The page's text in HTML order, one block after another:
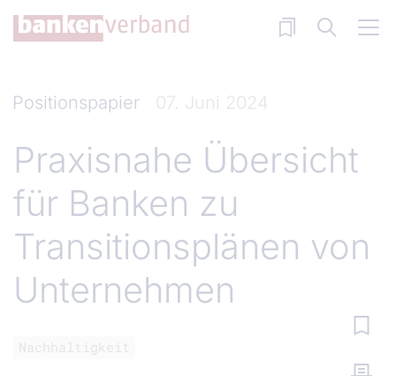
Direkt zum Inhalt
Positionspapier 07. Juni 2024
Praxisnahe Übersicht
für Banken zu
Transitionsplänen von
Unternehmen